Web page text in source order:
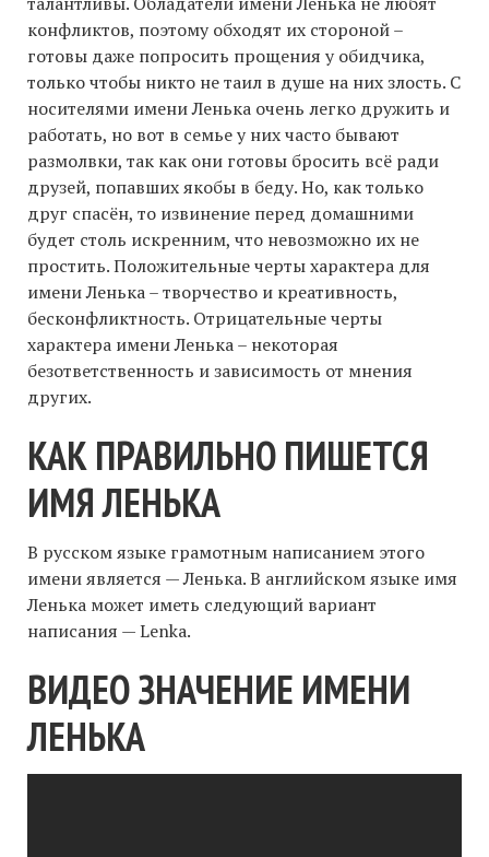
конфликтов, поэтому обходят их стороной –
готовы даже попросить прощения у обидчика,
только чтобы никто не таил в душе на них злость. С
носителями имени Ленька очень легко дружить и
работать, но вот в семье у них часто бывают
размолвки, так как они готовы бросить всё ради
друзей, попавших якобы в беду. Но, как только
друг спасён, то извинение перед домашними
будет столь искренним, что невозможно их не
простить. Положительные черты характера для
имени Ленька – творчество и креативность,
бесконфликтность. Отрицательные черты
характера имени Ленька – некоторая
безответственность и зависимость от мнения
других.
КАК ПРАВИЛЬНО ПИШЕТСЯ
ИМЯ ЛЕНЬКА
В русском языке грамотным написанием этого
имени является — Ленька. В английском языке имя
Ленька может иметь следующий вариант
написания — Lenka.
ВИДЕО ЗНАЧЕНИЕ ИМЕНИ
ЛЕНЬКА